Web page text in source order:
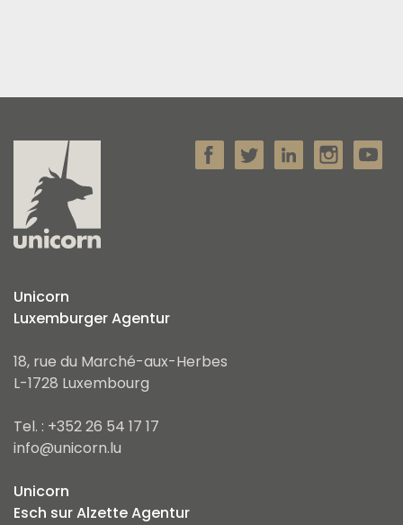
Unicorn
Luxemburger Agentur
18, rue du Marché-aux-Herbes
L-1728 Luxembourg
Tel. : +352 26 54 17 17
info@unicorn.lu
Unicorn
Esch sur Alzette Agentur